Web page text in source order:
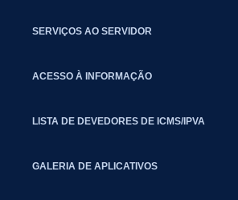
SERVIÇOS AO SERVIDOR
ACESSO À INFORMAÇÃO
LISTA DE DEVEDORES DE ICMS/IPVA
GALERIA DE APLICATIVOS